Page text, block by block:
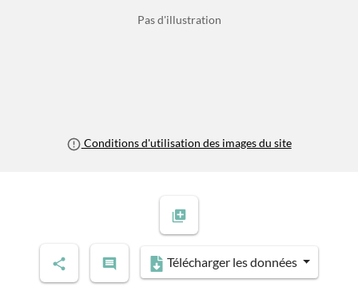
Pas d'illustration
Conditions d'utilisation des images du site
Télécharger les données